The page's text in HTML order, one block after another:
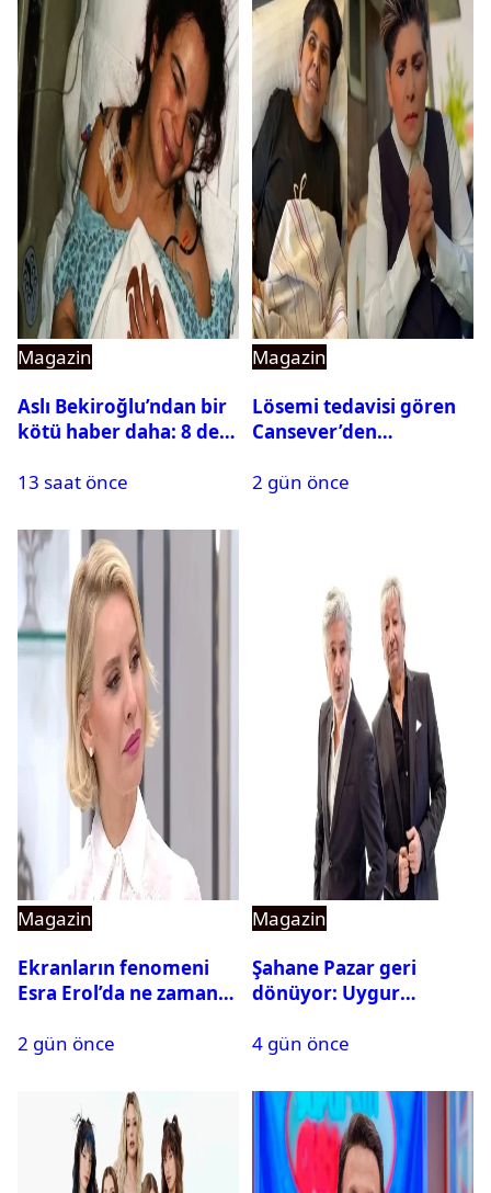
Magazin
Aslı Bekiroğlu’ndan bir
kötü haber daha: 8 defa
13 saat önce
Magazin
Lösemi tedavisi gören
Cansever’den
2 gün önce
Magazin
Ekranların fenomeni
Esra Erol’da ne zaman
2 gün önce
Magazin
Şahane Pazar geri
dönüyor: Uygur
açıklama geldi
4 gün önce